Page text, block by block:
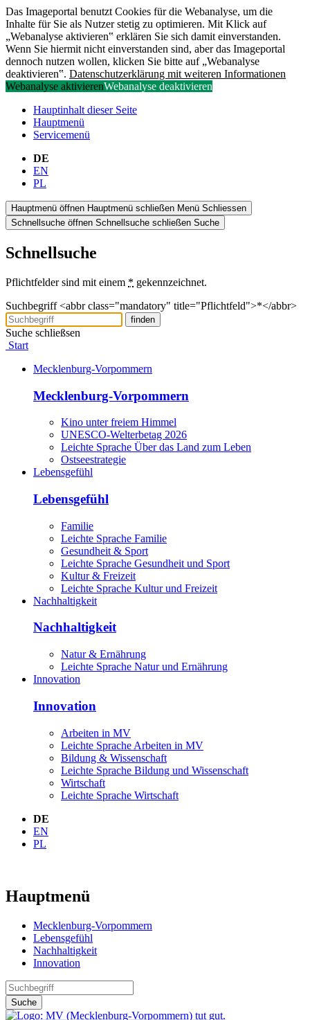
Das Imageportal benutzt Cookies für die Webanalyse, um die
Inhalte für Sie als Nutzer stetig zu optimieren. Mit Klick auf
„Webanalyse aktivieren‟ erklären Sie sich damit einverstanden.
Wenn Sie hiermit nicht einverstanden sind, aber das Imageportal
dennoch nutzen wollen, klicken Sie bitte auf „Webanalyse
deaktivieren‟. Datenschutzerklärung mit weiteren Informationen
Webanalyse aktivierenWebanalyse deaktivieren
Hauptinhalt dieser Seite
Hauptmenü
Servicemenü
DE
EN
PL
Hauptmenü öffnen Hauptmenü schließen Menü Schliessen
Schnellsuche öffnen Schnellsuche schließen Suche
Schnellsuche
Pflichtfelder sind mit einem * gekennzeichnet.
Suchbegriff <abbr class="mandatory" title="Pflichtfeld">*</abbr>
finden
Suche schließsen
Start
Mecklenburg-Vorpommern
Mecklenburg-Vorpommern
Kino unter freiem Himmel
UNESCO-Welterbetag 2026
Leichte Sprache Über das Land zum Leben
Ostseestrategie
Lebensgefühl
Lebensgefühl
Familie
Leichte Sprache Familie
Gesundheit & Sport
Leichte Sprache Gesundheit und Sport
Kultur & Freizeit
Leichte Sprache Kultur und Freizeit
Nachhaltigkeit
Nachhaltigkeit
Natur & Ernährung
Leichte Sprache Natur und Ernährung
Innovation
Innovation
Arbeiten in MV
Leichte Sprache Arbeiten in MV
Bildung & Wissenschaft
Leichte Sprache Bildung und Wissenschaft
Wirtschaft
Leichte Sprache Wirtschaft
DE
EN
PL
Hauptmenü
Mecklenburg-Vorpommern
Lebensgefühl
Nachhaltigkeit
Innovation
Suche